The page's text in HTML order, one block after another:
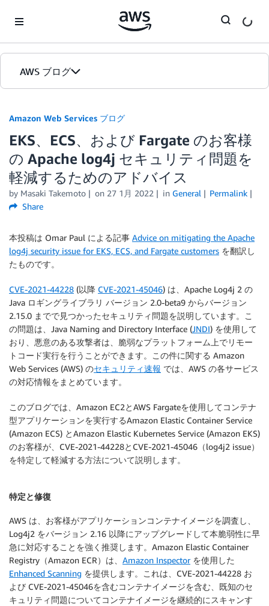
AWS ブログ
カテゴリ
エディション
Amazon Web Services ブログ
EKS、ECS、および Fargate のお客様
の Apache log4j セキュリティ問題を
軽減するためのアドバイス
by Masaki Takemoto on 27 1月 2022 in General
Permalink
Share
本投稿は Omar Paul による記事 Advice on mitigating the Apache
log4j security issue for EKS, ECS, and Fargate customers を翻訳し
たものです。
CVE-2021-44228 (以降 CVE-2021-45046) は、Apache Log4j 2 の
Java ロギングライブラリ バージョン 2.0-beta9 からバージョン
2.15.0 までで見つかったセキュリティ問題を説明しています。こ
の問題は、Java Naming and Directory Interface (JNDI) を使用して
おり、悪意のある攻撃者は、脆弱なプラットフォーム上でリモー
トコード実行を行うことができます。この件に関する Amazon
Web Services (AWS) のセキュリティ速報 では、AWS の各サービス
の対応情報をまとめています。
このブログでは、Amazon EC2とAWS Fargateを使用してコンテナ
型アプリケーションを実行するAmazon Elastic Container Service
(Amazon ECS) とAmazon Elastic Kubernetes Service (Amazon EKS)
のお客様が、CVE-2021-44228とCVE-2021-45046（log4j2 issue）
を特定して軽減する方法について説明します。
特定と修復
AWS は、お客様がアプリケーションコンテナイメージを調査し、
Log4j2 をバージョン 2.16 以降にアップグレードして本脆弱性に早
急に対応することを強く推奨します。Amazon Elastic Container
Registry（Amazon ECR）は、 Amazon Inspectorを使用した
Enhanced Scanning を提供します。これは、CVE-2021-44228 お
よび CVE-2021-45046を含むコンテナイメージを含む、既知のセ
キュリティ問題についてコンテナイメージを継続的にスキャンす